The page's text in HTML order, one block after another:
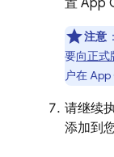
置 App
注意 ：
要向正式
户在App
请继续
添加到